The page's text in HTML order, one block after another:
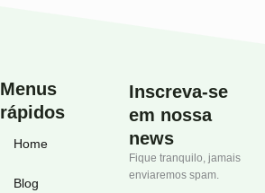
Menus
rápidos
Home
Blog
Inscreva-se
em nossa
news
Fique tranquilo, jamais
enviaremos spam.